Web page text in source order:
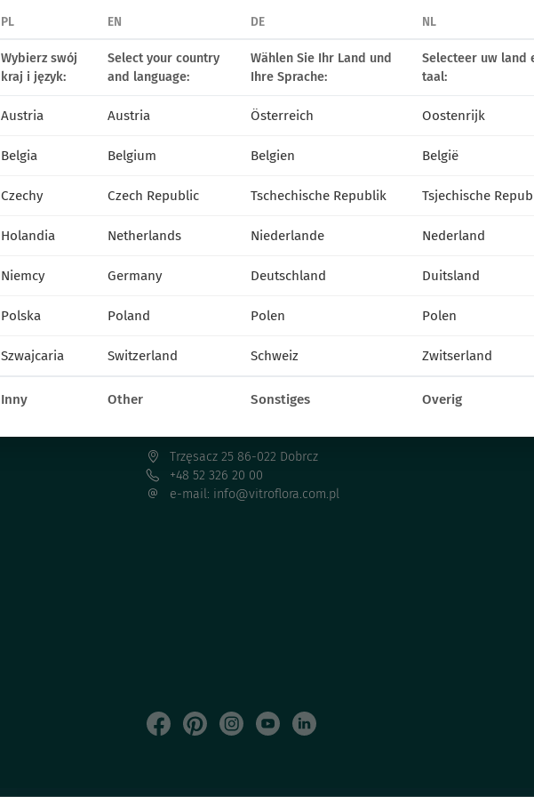
niecierpek@niemczewscy.
152
Gospodarastwo
Ogrodowa 30 b
Zielonej Góry
+48 68 3273 245
Trzęsacz 25 86-022 Dobrcz
+48 52 326 20 00
e-mail: info@vitroflora.com.pl
PL EN DE NL
Wybierz swój
kraj i język:
Select your country
and language:
Wählen Sie Ihr Land und
Ihre Sprache:
Selecteer uw land
taal:
Austria Austria Österreich Oostenrijk
Belgia Belgium Belgien België
Czechy Czech Republic Tschechische Republik Tsjechische
Holandia Netherlands Niederlande Nederland
Niemcy Germany Deutschland Duitsland
Polska Poland Polen Polen
Szwajcaria Switzerland Schweiz Zwitserland
Inny Other Sonstiges Overig